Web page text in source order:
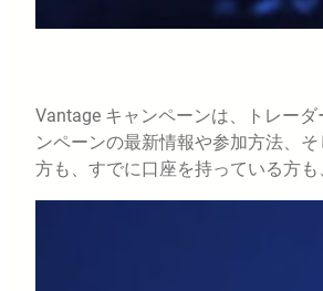
Vantage キャンペーンは、トレー
ンペーンの最新情報や参加方法、
方も、すでに口座を持っている方